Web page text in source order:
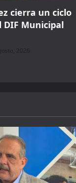
cierra un ciclo
Municipal
2026